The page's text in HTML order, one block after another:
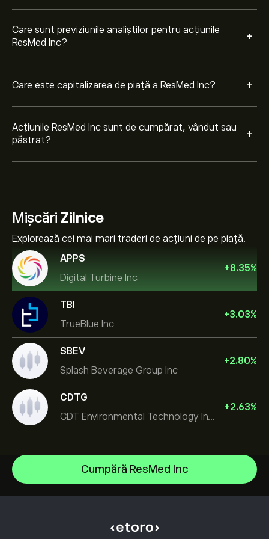
Care sunt previziunile analiștilor pentru acțiunile
ResMed Inc?
+
Care este capitalizarea de piață a ResMed Inc? +
Acțiunile ResMed Inc sunt de cumpărat, vândut sau
păstrat?
+
Mișcări Zilnice
Explorează cei mai mari traderi de acțiuni de pe piață.
APPS
Digital Turbine Inc
+8.35%
TBI
TrueBlue Inc
+3.03%
SBEV
Splash Beverage Group Inc
+2.80%
CDTG
CDT Environmental Technology Investment Holdings L
+2.63%
Cumpără ResMed Inc
Micron Technology, Inc.
Space Exploration Technologies Corp
Tranzacționare Responsabilă